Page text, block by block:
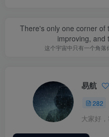
There's only one corner of
improving, and
这个宇宙中只有一个角落
易航
282
大家好